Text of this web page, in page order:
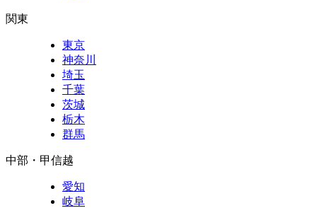
関東
東京
神奈川
埼玉
千葉
茨城
栃木
群馬
中部・甲信越
愛知
岐阜